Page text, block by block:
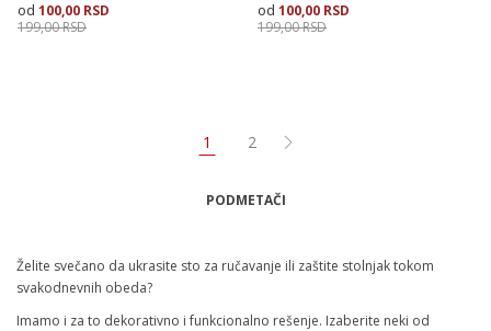
100,00 RSD
199,00RSD
100,00 RSD
199,00RSD
1 2
PODMETAČI
Želite svečano da ukrasite sto za ručavanje ili zaštite stolnjak tokom
svakodnevnih obeda?
Imamo i za to dekorativno i funkcionalno rešenje. Izaberite neki od